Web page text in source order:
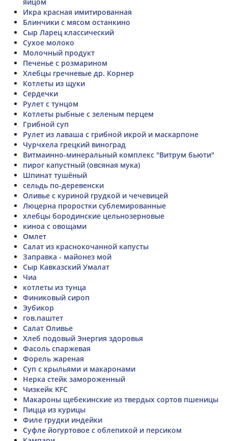
Икра красная имитированная
Блинчики с мясом останкино
Сыр Ларец классический
Сухое молоко
Молочный продукт
Печенье с розмарином
Хлебцы гречневые др. Корнер
Котлеты из щуки
Сердечки
Рулет с тунцом
Котлеты рыбные с зеленым перцем
Грибной суп
Рулет из лаваша с грибной икрой и маскарпоне
Чурчхела грецкий виноград
Витмаинно-минеральный комплекс "Витрум бьюти"
пирог капустный (овсяная мука)
Шпинат тушёный
сельдь по-деревенски
Оливье с куриной грудкой и чечевицей
Люцерна проростки сублемированные
хлебцы бородинские цельнозерновые
киноа с овощами
Омлет
Салат из краснокочанной капусты
Заправка - майонез мой
Сыр Кавказский Умалат
Чиа
котлеты из тунца
Финиковый сироп
Эубикор
гов.паштет
Салат Оливье
Хлеб подовый Энергия здоровья
Фасоль спаржевая
Форель жареная
Суп с крыльями и макаронами
Нерка стейк замороженный
Чизкейк KFC
Макароны щебекинские из твердых сортов пшеницы
Пицца из курицы
Филе грудки индейки
Суфле йогуртовое с облепихой и персиком